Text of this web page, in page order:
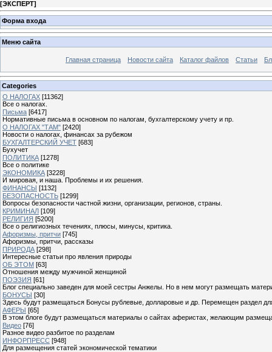
[ЭКСПЕРТ]
Форма входа
Меню сайта
Главная страница Новости сайта Каталог файлов Статьи
Categories
О НАЛОГАХ [11362]
Все о налогах.
Письма [6417]
Нормативные письма в основном по налогам, бухгалтерскому учету и пр.
О НАЛОГАХ "ТАМ" [2420]
Новости о налогах, финансах за рубежом
БУХГАЛТЕРСКИЙ УЧЕТ [683]
Бухучет
ПОЛИТИКА [1278]
Все о политике
ЭКОНОМИКА [3228]
И мировая, и наша. Проблемы и их решения.
ФИНАНСЫ [1132]
БЕЗОПАСНОСТЬ [1299]
Вопросы безопасности частной жизни, организации, регионов, страны.
КРИМИНАЛ [109]
РЕЛИГИЯ [5200]
Все о религиозных течениях, плюсы, минусы, критика.
Афоризмы, притчи [745]
Афоризмы, притчи, рассказы
ПРИРОДА [298]
Интересные статьи про явления природы
ОБ ЭТОМ [63]
Отношения между мужчиной женщиной
ПОЭЗИЯ [61]
Блог специально заведен для моей сестры Анжелы. Но в нем могут размещать
БОНУСЫ [30]
Здесь будут размещаться Бонусы рублевые, долларовые и др. Перемещен раздел
АФЕРЫ [65]
В этом блоге будут размещаться материалы о сайтах аферистах, желающим
Видео [76]
Разное видео разбитое по разделам
ИНФОРПРЕСС [948]
Для размещения статей экономической тематики